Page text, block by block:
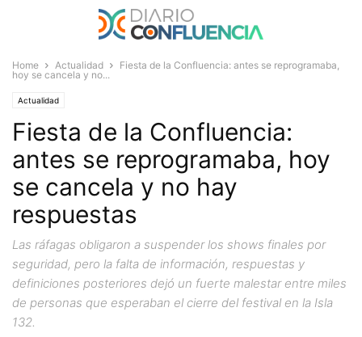
Home Actualidad
Fiesta de la Confluencia: antes se reprogramaba,
hoy se cancela y no...
Actualidad
Fiesta de la Confluencia:
antes se reprogramaba, hoy
se cancela y no hay
respuestas
Las ráfagas obligaron a suspender los shows finales por
seguridad, pero la falta de información, respuestas y
definiciones posteriores dejó un fuerte malestar entre miles
de personas que esperaban el cierre del festival en la Isla
132.